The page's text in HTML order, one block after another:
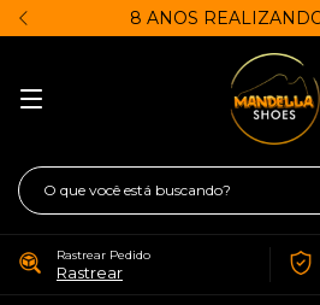
8 ANOS
Rastrear Pedido
Rastrear